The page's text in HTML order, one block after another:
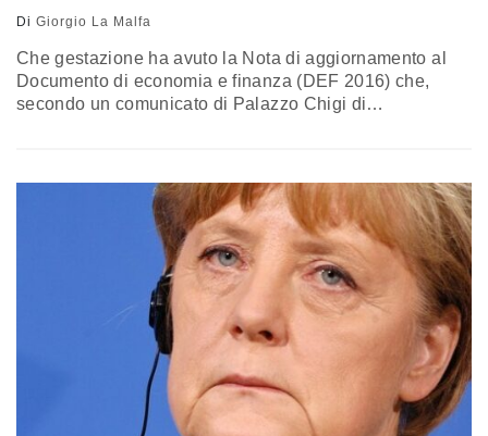
Di Giorgio La Malfa
Che gestazione ha avuto la Nota di aggiornamento al
Documento di economia e finanza (DEF 2016) che,
secondo un comunicato di Palazzo Chigi di
nazionale, sul deficit e sul rapporto debito/PIL. Ma solo
alle 22 di ieri stato…